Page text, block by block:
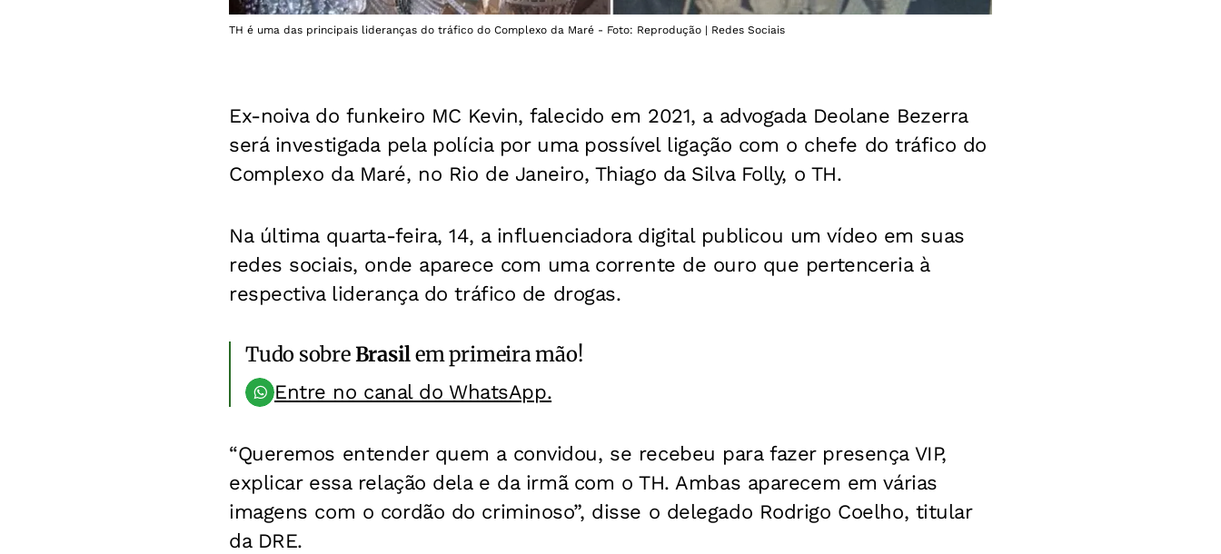
TH é uma das principais lideranças do tráfico do Complexo da Maré - Foto: Reprodução | Redes Sociais
Ex-noiva do funkeiro MC Kevin, falecido em 2021, a advogada Deolane Bezerra
será investigada pela polícia por uma possível ligação com o chefe do tráfico do
Complexo da Maré, no Rio de Janeiro, Thiago da Silva Folly, o TH.
Na última quarta-feira, 14, a influenciadora digital publicou um vídeo em suas
redes sociais, onde aparece com uma corrente de ouro que pertenceria à
respectiva liderança do tráfico de drogas.
Tudo sobreBrasilem primeira mão!
Entre no canal do WhatsApp.
“Queremos entender quem a convidou, se recebeu para fazer presença VIP,
explicar essa relação dela e da irmã com o TH. Ambas aparecem em várias
imagens com o cordão do criminoso”, disse o delegado Rodrigo Coelho, titular
da DRE.